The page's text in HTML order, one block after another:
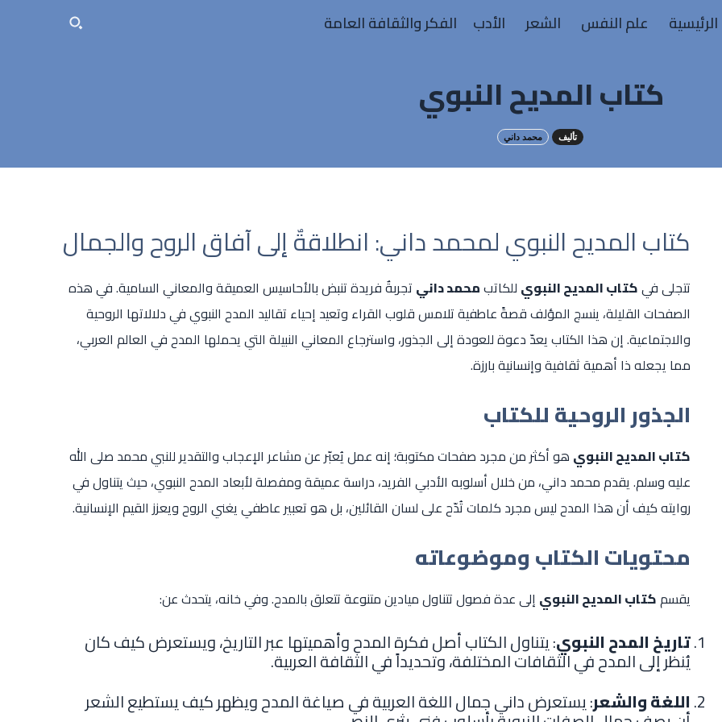
الرئيسية علم النفس الشعر الأدب الفكر والثقافة العامة
كتاب المديح النبوي
تأليف محمد داني
كتاب المديح النبوي لمحمد داني: انطلاقةٌ إلى آفاق الروح والجمال
تتجلى فيكتاب المديح النبوي للكاتبمحمد داني تجربةٌ فريدة تنبض بالأحاسيس العميقة والمعاني السامية. في هذه
الصفحات القليلة، ينسج المؤلف قصةً عاطفية تلامس قلوب القراء وتعيد إحياء تقاليد المدح النبوي في دلالاتها الروحية
والاجتماعية. إن هذا الكتاب يعدّ دعوة للعودة إلى الجذور، واسترجاع المعاني النبيلة التي يحملها المدح في العالم العربي،
مما يجعله ذا أهمية ثقافية وإنسانية بارزة.
الجذور الروحية للكتاب
كتاب المديح النبوي هو أكثر من مجرد صفحات مكتوبة؛ إنه عمل يُعبّر عن مشاعر الإعجاب والتقدير للنبي محمد صلى الله
عليه وسلم. يقدم محمد داني، من خلال أسلوبه الأدبي الفريد، دراسة عميقة ومفصلة لأبعاد المدح النبوي، حيث يتناول في
روايته كيف أن هذا المدح ليس مجرد كلمات تُدّح على لسان القائلين، بل هو تعبير عاطفي يغني الروح ويعزز القيم الإنسانية.
محتويات الكتاب وموضوعاته
يقسمكتاب المديح النبوي إلى عدة فصول تتناول ميادين متنوعة تتعلق بالمدح. وفي خانه، يتحدث عن:
تاريخ المدح النبوي: يتناول الكتاب أصل فكرة المدح وأهميتها عبر التاريخ، ويستعرض كيف كان
يُنظر إلى المدح في الثقافات المختلفة، وتحديداً في الثقافة العربية.
اللغة والشعر: يستعرض داني جمال اللغة العربية في صياغة المدح ويظهر كيف يستطيع الشعر